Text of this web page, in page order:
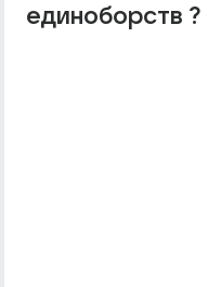
единоборств ?